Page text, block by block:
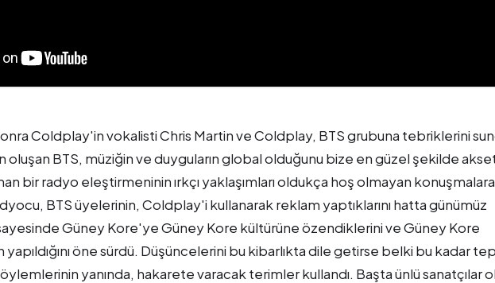
Coldplay'in vokalisti Chris Martin ve Coldplay, BTS grubuna tebriklerini
BTS, müziğin ve duyguların global olduğunu bize en güzel şekilde
bir radyo eleştirmeninin ırkçı yaklaşımları oldukça hoş olmayan konuşmalara
BTS üyelerinin, Coldplay'i kullanarak reklam yaptıklarını hatta günümüz
Güney Kore'ye Güney Kore kültürüne özendiklerini ve Güney Kore
yapıldığını öne sürdü. Düşüncelerini bu kibarlıkta dile getirse belki bu kadar
yanında, hakarete varacak terimler kullandı. Başta ünlü sanatçılar